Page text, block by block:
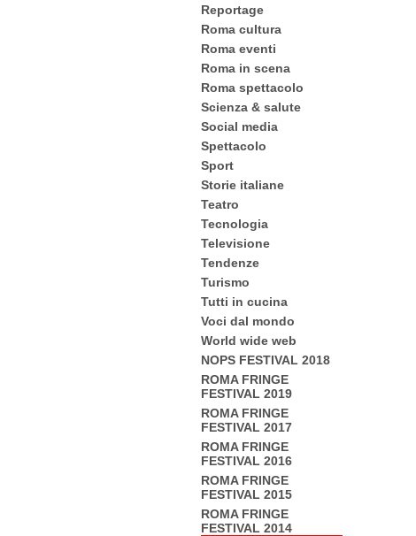
Reportage
Roma cultura
Roma eventi
Roma in scena
Roma spettacolo
Scienza & salute
Social media
Spettacolo
Sport
Storie italiane
Teatro
Tecnologia
Televisione
Tendenze
Turismo
Tutti in cucina
Voci dal mondo
World wide web
NOPS FESTIVAL 2018
ROMA FRINGE
FESTIVAL 2019
ROMA FRINGE
FESTIVAL 2017
ROMA FRINGE
FESTIVAL 2016
ROMA FRINGE
FESTIVAL 2015
ROMA FRINGE
FESTIVAL 2014